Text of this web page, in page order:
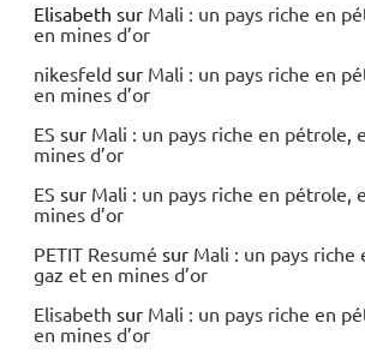
Elisabeth sur Mali : un pays riche en
en mines d’or
nikesfeld sur Mali : un pays riche en
en mines d’or
ES sur Mali : un pays riche en pétrole,
mines d’or
ES sur Mali : un pays riche en pétrole,
mines d’or
PETIT Resumé sur Mali : un pays riche
gaz et en mines d’or
Elisabeth sur Mali : un pays riche en
en mines d’or